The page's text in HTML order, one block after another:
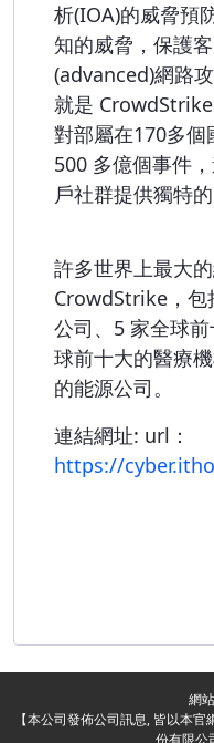
析(IOA)的威脅預
知的威脅，保護
(advanced)網路
就是
對部屬在170多個
500 多億個事件
戶社群提供獨特的
許多世界上最大
CrowdStrike，包
公司、5 家全球
球前十大的醫療
的能源公司。
連結網址: url：
https://
網
【本公司發佈公司訊息, 皆以本